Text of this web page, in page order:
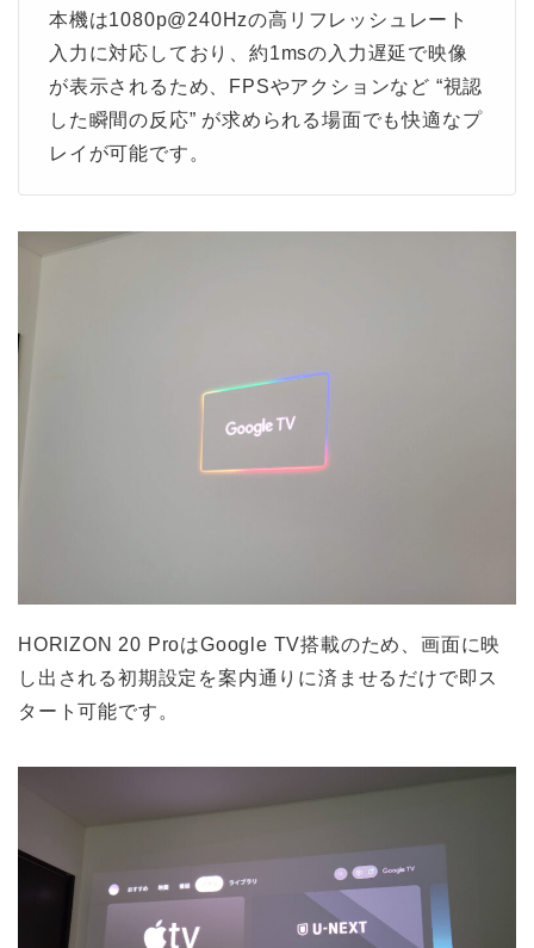
本機は1080p@240Hzの高リフレッシュレート
入力に対応しており、約1msの入力遅延で映像
が表示されるため、FPSやアクションなど “視認
した瞬間の反応” が求められる場面でも快適なプ
レイが可能です。
HORIZON 20 ProはGoogle TV搭載のため、画面に映
し出される初期設定を案内通りに済ませるだけで即ス
タート可能です。